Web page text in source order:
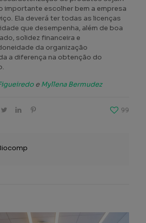
importante escolher bem a empresa
Ela deverá ter todas as licenças
que desempenha, além de boa
solidez financeira e
da organização
a diferença na obtenção do
eMyllena Bermudez
99